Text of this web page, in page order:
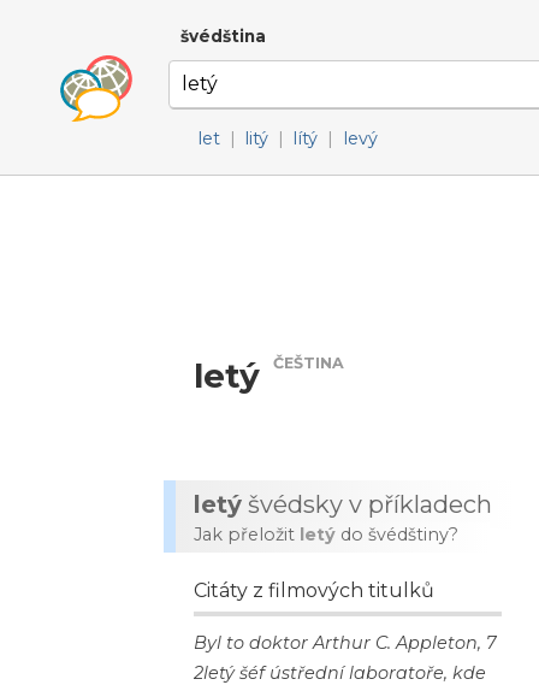
švédština
let | litý | lítý | levý
letý ČEŠTINA
letý švédsky v příkladech
Jak přeložit letý do švédštiny?
Citáty z filmových titulků
Byl to doktor Arthur C. Appleton, 7
2letý šéf ústřední laboratoře, kde